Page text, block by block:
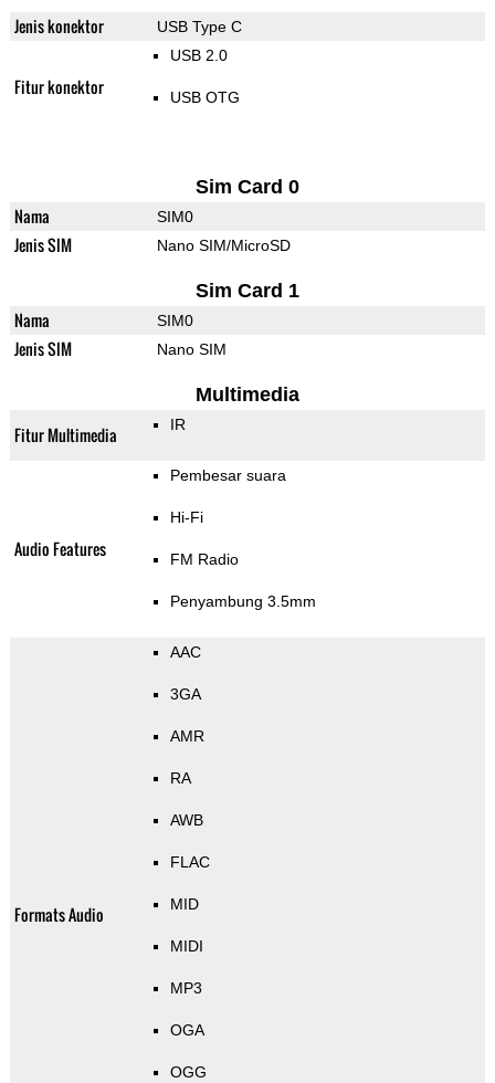
Jenis konektor USB Type C
Fitur konektor
USB 2.0
USB OTG
Sim Card 0
Nama SIM0
Jenis SIM Nano SIM/MicroSD
Sim Card 1
Nama SIM0
Jenis SIM Nano SIM
Multimedia
Fitur Multimedia IR
Audio Features
Pembesar suara
Hi-Fi
FM Radio
Penyambung 3.5mm
Formats Audio
AAC
3GA
AMR
RA
AWB
FLAC
MID
MIDI
MP3
OGA
OGG